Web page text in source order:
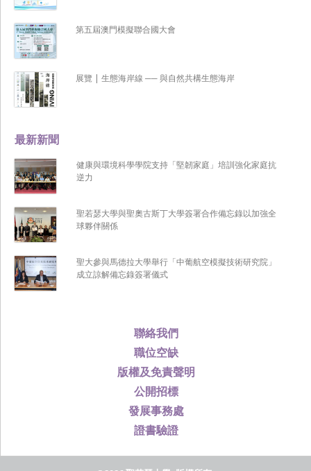
聯絡我們
職位空缺
版權及免責聲明
公開招標
發展事務處
證書驗證
最新新聞
健康與環境科學學院支持「堅韌家庭」培訓強化家庭抗
逆力
聖若瑟大學與聖奧古斯丁大學簽署合作備忘錄以加強全
球夥伴關係
聖大參與馬德拉大學舉行「中葡航空模擬技術研究院」
成立諒解備忘錄簽署儀式
第五屆澳門模擬聯合國大會
展覽 | 生態海岸線 ── 與自然共構生態海岸